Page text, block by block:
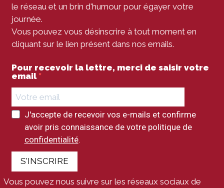
le réseau et un brin d'humour pour égayer votre
journée.
Vous pouvez vous désinscrire à tout moment en
cliquant sur le lien présent dans nos emails.
Pour recevoir la lettre, merci de saisir votre
email
J'accepte de recevoir vos e-mails et confirme
avoir pris connaissance de votre politique de
confidentialité.
S'INSCRIRE
Vous pouvez nous suivre sur les réseaux sociaux de